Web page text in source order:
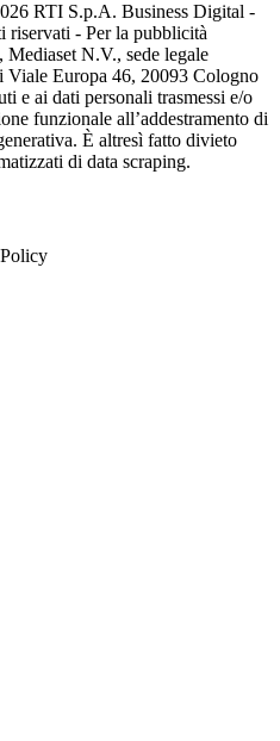
RTI S.p.A. Business Digital -
riservati - Per la pubblicità
N.V., sede legale
Viale Europa 46, 20093 Cologno
e ai dati personali trasmessi e/o
funzionale all’addestramento di
È altresì fatto divieto
di data scraping.